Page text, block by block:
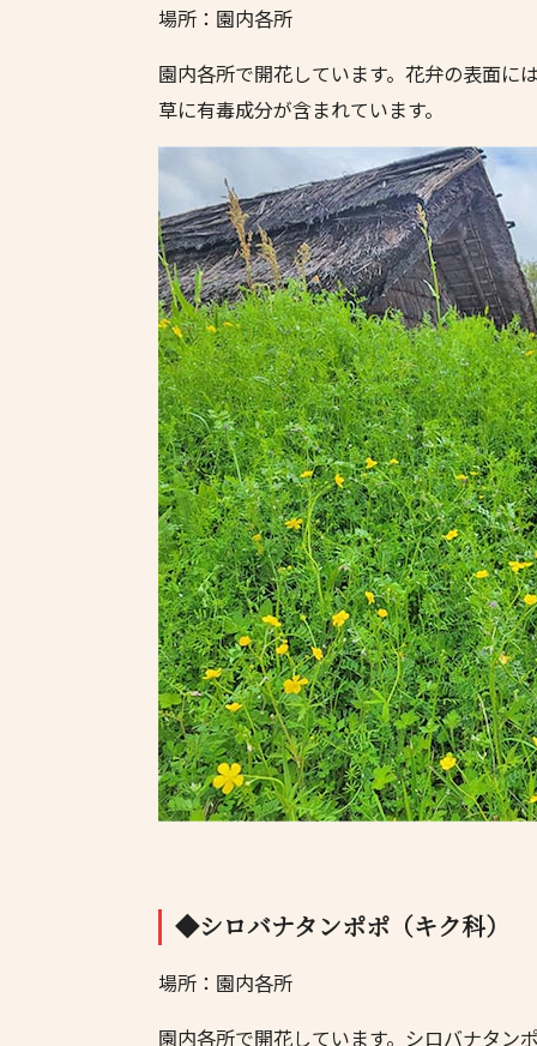
場所：園内各所
園内各所で開花しています。花弁の表面に
草に有毒成分が含まれています。
◆シロバナタンポポ（キク科）
場所：園内各所
園内各所で開花しています。シロバナタン